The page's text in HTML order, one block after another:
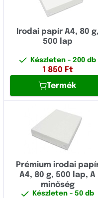
Irodai papír A4, 80 g,
500 lap
Készleten - 200 db
1 850 Ft
Termék
Prémium irodai
A4, 80 g, 500 lap, A
minőség
Készleten - 50 db